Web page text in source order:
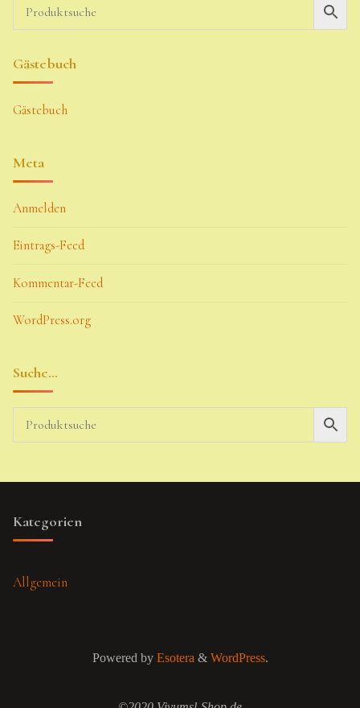
Gästebuch
Gästebuch
Meta
Anmelden
Eintrags-Feed
Kommentar-Feed
WordPress.org
Suche…
Kategorien
Allgemein
Powered byEsotera& WordPress.